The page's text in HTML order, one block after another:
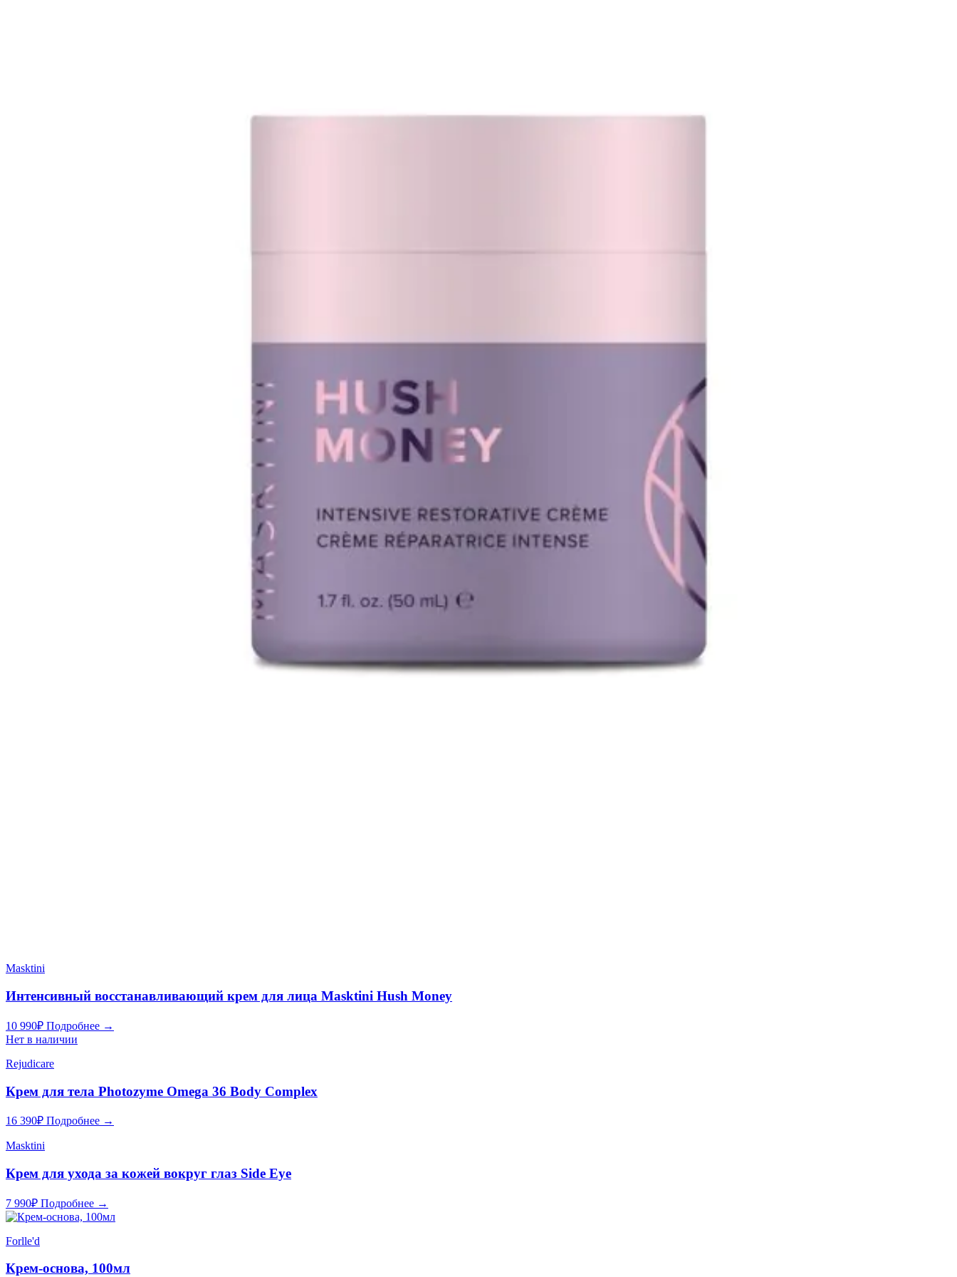
Masktini
Интенсивный восстанавливающий крем для лица Masktini Hush Money
10 990₽ Подробнее →
Нет в наличии
Rejudicare
Крем для тела Photozyme Omega 36 Body Complex
16 390₽ Подробнее →
Masktini
Крем для ухода за кожей вокруг глаз Side Eye
7 990₽ Подробнее →
Forlle'd
Крем-основа, 100мл